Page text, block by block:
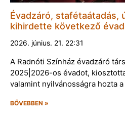
Évadzáró, stafétaátadás,
kihirdette következő
2026. június. 21. 22:31
A Radnóti Színház évadzáró
2025|2026-os évadot,
valamint nyilvánosságra hozta
BŐVEBBEN »